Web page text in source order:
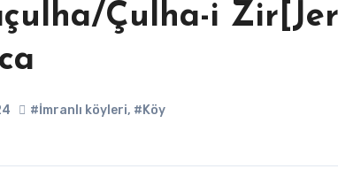
Çulha-i
#İmranlı köyleri, #Köy